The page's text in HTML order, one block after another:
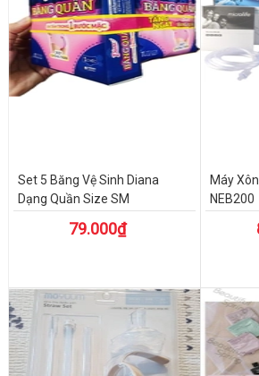
Set 5 Băng Vệ Sinh Diana
Dạng Quần Size SM
79.000₫
Máy
NEB200